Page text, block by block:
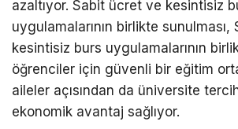
azaltıyor. Sabit ücret ve kesintisiz
uygulamalarının birlikte
kesintisiz burs uygulamalarının
öğrenciler için güvenli bir eğitim
aileler açısından da üniversite
ekonomik avantaj sağlıyor.